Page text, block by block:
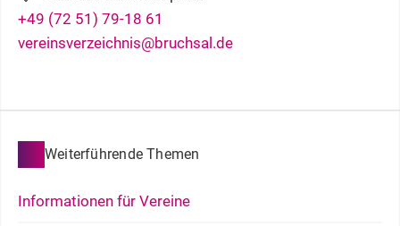
vereinsverzeichnis@bruchsal.de
+49 (72 51) 79-18 61
Weiterführende Themen
Informationen für Vereine